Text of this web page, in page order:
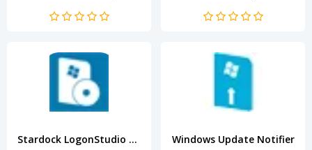
de usuario más ágil y fluida....
trabajo. Su interfaz intuitiva
Stardock LogonStudio Vista Windows Update Notifier